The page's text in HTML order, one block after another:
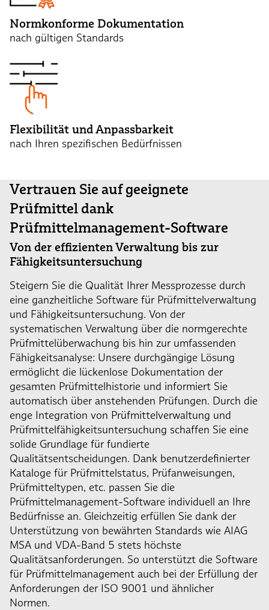
Normkonforme Dokumentation
nach gültigen Standards
Flexibilität und Anpassbarkeit
nach Ihren spezifischen Bedürfnissen
Vertrauen Sie auf geeignete
Prüfmittel dank
Prüfmittelmanagement-Software
Von der effizienten Verwaltung bis zur
Fähigkeitsuntersuchung
Steigern Sie die Qualität Ihrer Messprozesse durch
eine ganzheitliche Software für Prüfmittelverwaltung
und Fähigkeitsuntersuchung. Von der
systematischen Verwaltung über die normgerechte
Prüfmittelüberwachung bis hin zur umfassenden
Fähigkeitsanalyse: Unsere durchgängige Lösung
ermöglicht die lückenlose Dokumentation der
gesamten Prüfmittelhistorie und informiert Sie
automatisch über anstehenden Prüfungen. Durch die
enge Integration von Prüfmittelverwaltung und
Prüfmittelfähigkeitsuntersuchung schaffen Sie eine
solide Grundlage für fundierte
Qualitätsentscheidungen. Dank benutzerdefinierter
Kataloge für Prüfmittelstatus, Prüfanweisungen,
Prüfmitteltypen, etc. passen Sie die
Prüfmittelmanagement-Software individuell an Ihre
Bedürfnisse an. Gleichzeitig erfüllen Sie dank der
Unterstützung von bewährten Standards wie AIAG
MSA und VDA-Band 5 stets höchste
Qualitätsanforderungen. So unterstützt die Software
für Prüfmittelmanagement auch bei der Erfüllung der
Anforderungen der ISO 9001 und ähnlicher
Normen.